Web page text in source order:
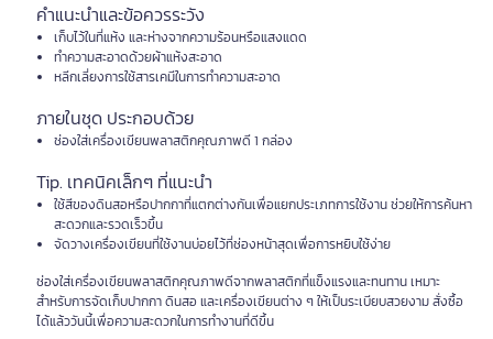
คำแนะนำและข้อควรระวัง
เก็บไว้ในที่แห้ง และห่างจากความร้อนหรือแสงแดด
ทำความสะอาดด้วยผ้าแห้งสะอาด
หลีกเลี่ยงการใช้สารเคมีในการทำความสะอาด
ภายในชุด ประกอบด้วย
ช่องใส่เครื่องเขียนพลาสติกคุณภาพดี 1 กล่อง
Tip. เทคนิคเล็กๆ ที่แนะนำ
ใช้สีของดินสอหรือปากกาที่แตกต่างกันเพื่อแยกประเภทการใช้งาน ช่วยให้การค้นหา
สะดวกและรวดเร็วขึ้น
จัดวางเครื่องเขียนที่ใช้งานบ่อยไว้ที่ช่องหน้าสุดเพื่อการหยิบใช้ง่าย
ช่องใส่เครื่องเขียนพลาสติกคุณภาพดีจากพลาสติกที่แข็งแรงและทนทาน เหมาะ
สำหรับการจัดเก็บปากกา ดินสอ และเครื่องเขียนต่าง ๆ ให้เป็นระเบียบสวยงาม สั่งซื้อ
ได้แล้ววันนี้เพื่อความสะดวกในการทำงานที่ดีขึ้น